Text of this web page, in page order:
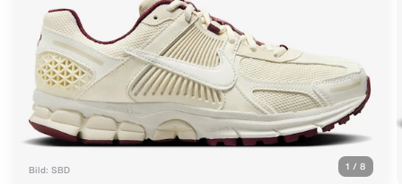
Bild: SBD 1 / 8